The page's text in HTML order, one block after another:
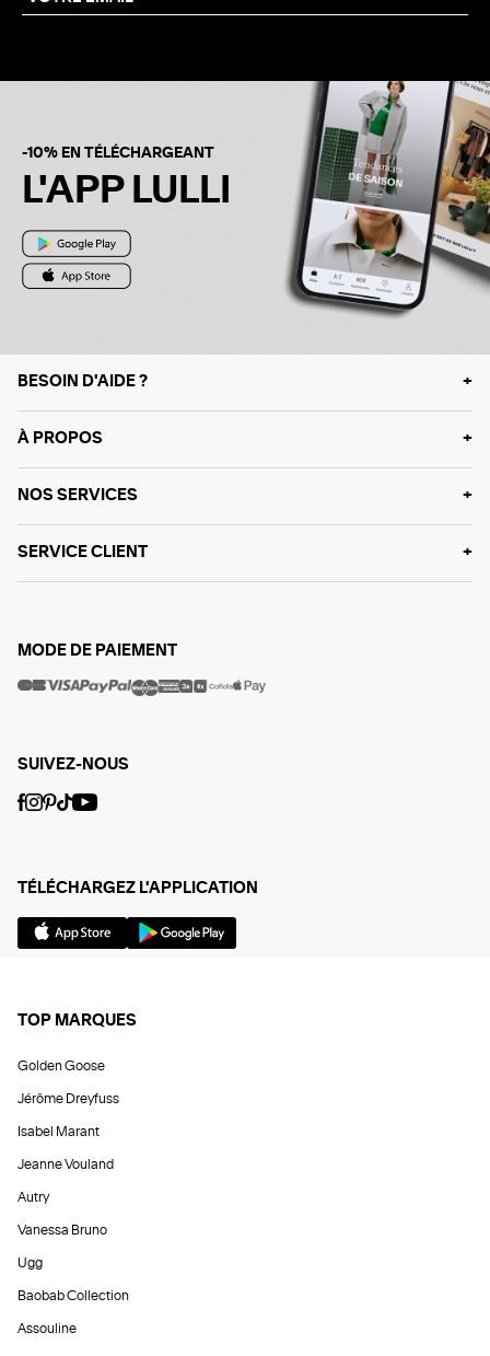
-10% EN TÉLÉCHARGEANT
L'APP LULLI
BESOIN D'AIDE ?
À PROPOS
NOS SERVICES
SERVICE CLIENT
MODE DE PAIEMENT
SUIVEZ-NOUS
TÉLÉCHARGEZ L'APPLICATION
TOP MARQUES
Golden Goose
Jérôme Dreyfuss
Isabel Marant
Jeanne Vouland
Autry
Vanessa Bruno
Ugg
Baobab Collection
Assouline